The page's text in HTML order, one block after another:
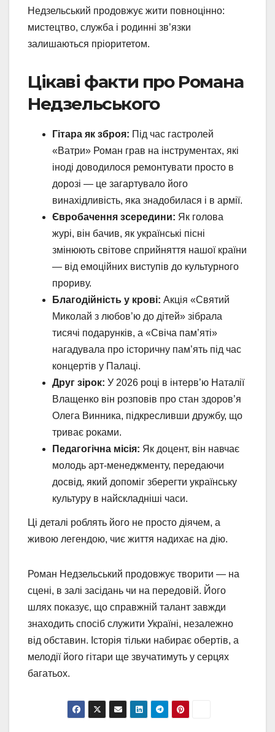
Недзельський продовжує жити повноцінно:
мистецтво, служба і родинні зв’язки
залишаються пріоритетом.
Цікаві факти про Романа
Недзельського
Гітара як зброя: Під час гастролей
«Ватри» Роман грав на інструментах, які
іноді доводилося ремонтувати просто в
дорозі — це загартувало його
винахідливість, яка знадобилася і в армії.
Євробачення зсередини: Як голова
журі, він бачив, як українські пісні
змінюють світове сприйняття нашої країни
— від емоційних виступів до культурного
прориву.
Благодійність у крові: Акція «Святий
Миколай з любов’ю до дітей» зібрала
тисячі подарунків, а «Свіча пам’яті»
нагадувала про історичну пам’ять під час
концертів у Палаці.
Друг зірок: У 2026 році в інтерв’ю Наталії
Влащенко він розповів про стан здоров’я
Олега Винника, підкресливши дружбу, що
триває роками.
Педагогічна місія: Як доцент, він навчає
молодь арт-менеджменту, передаючи
досвід, який допоміг зберегти українську
культуру в найскладніші часи.
Ці деталі роблять його не просто діячем, а
живою легендою, чиє життя надихає на дію.
Роман Недзельський продовжує творити — на
сцені, в залі засідань чи на передовій. Його
шлях показує, що справжній талант завжди
знаходить спосіб служити Україні, незалежно
від обставин. Історія тільки набирає обертів, а
мелодії його гітари ще звучатимуть у серцях
багатьох.